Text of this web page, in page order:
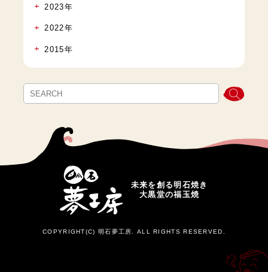
2023年
2022年
2015年
未来を創る明石焼き
大黒堂の福玉焼
COPYRIGHT(C) 明石夢工房. ALL RIGHTS RESERVED.